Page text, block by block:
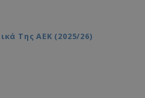
Της ΑΕΚ (2025/26)